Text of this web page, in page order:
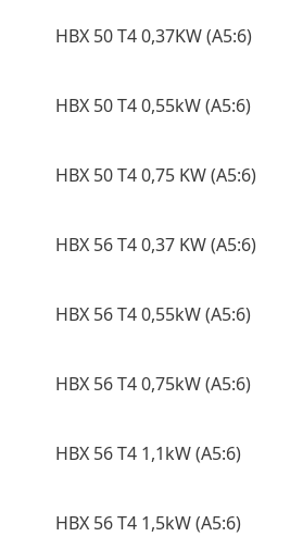
HBX 50 T4 0,37KW (A5:6)
HBX 50 T4 0,55kW (A5:6)
HBX 50 T4 0,75 KW (A5:6)
HBX 56 T4 0,37 KW (A5:6)
HBX 56 T4 0,55kW (A5:6)
HBX 56 T4 0,75kW (A5:6)
HBX 56 T4 1,1kW (A5:6)
HBX 56 T4 1,5kW (A5:6)